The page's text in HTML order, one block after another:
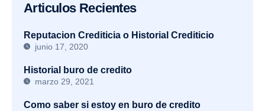
Articulos Recientes
Reputacion Crediticia o Historial Crediticio
junio 17, 2020
Historial buro de credito
marzo 29, 2021
Como saber si estoy en buro de credito